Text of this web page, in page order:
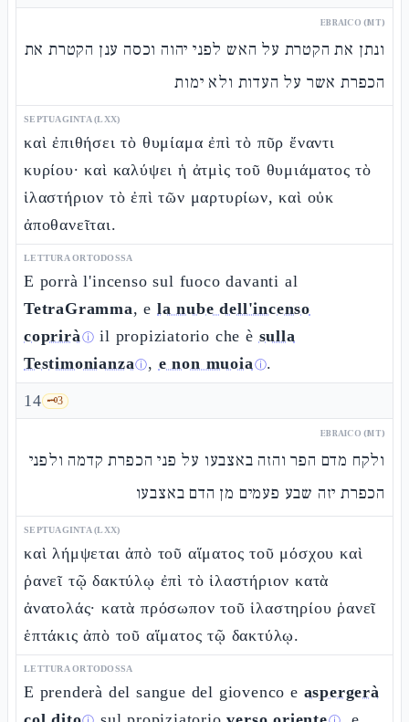
EBRAICO (MT)
ונתן את הקטרת על האש לפני יהוה וכסה ענן הקטרת את
הכפרת אשר על העדות ולא ימות
SEPTUAGINTA (LXX)
καὶ ἐπιθήσει τὸ θυμίαμα ἐπὶ τὸ πῦρ ἔναντι
κυρίου· καὶ καλύψει ἡ ἀτμὶς τοῦ θυμιάματος τὸ
ἱλαστήριον τὸ ἐπὶ τῶν μαρτυρίων, καὶ οὐκ
ἀποθανεῖται.
LETTURA ORTODOSSA
E porrà l'incenso sul fuoco davanti al
TetraGramma, ela nube dell'incenso
copriràⓘ il propiziatorio che è sulla
Testimonianzaⓘ, e non muoiaⓘ.
14 🗝️3
EBRAICO (MT)
ולקח מדם הפר והזה באצבעו על פני הכפרת קדמה ולפני
הכפרת יזה שבע פעמים מן הדם באצבעו
SEPTUAGINTA (LXX)
καὶ λήμψεται ἀπὸ τοῦ αἵματος τοῦ μόσχου καὶ
ῥανεῖ τῷ δακτύλῳ ἐπὶ τὸ ἱλαστήριον κατὰ
ἀνατολάς· κατὰ πρόσωπον τοῦ ἱλαστηρίου ῥανεῖ
ἑπτάκις ἀπὸ τοῦ αἵματος τῷ δακτύλῳ.
LETTURA ORTODOSSA
E prenderà del sangue del giovenco e aspergerà